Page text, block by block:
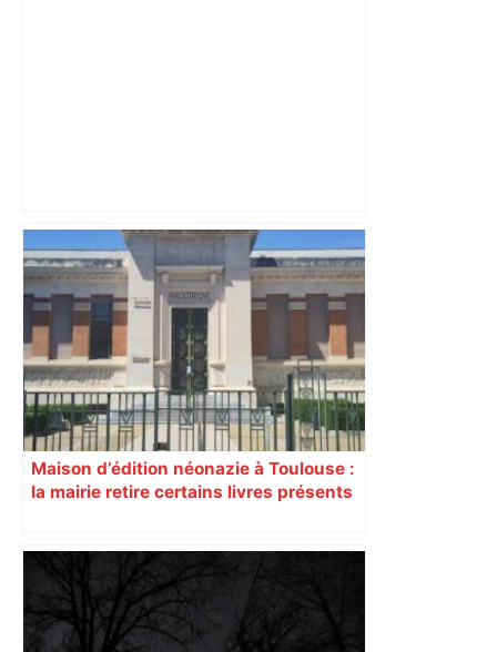
Handibasket – Elite Nationale. Les
Aigles du Velay trop forts pour
Toulouse – Le Progrès
Maison d’édition néonazie à Toulouse :
la mairie retire certains livres présents